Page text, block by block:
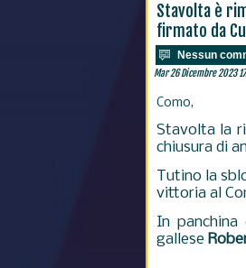
Stavolta è
firmato da
Nessun
Mar 26 Dicembre 2023
Como,
Stavolta la
chiusura di
Tutino la
vittoria al
In
gallese